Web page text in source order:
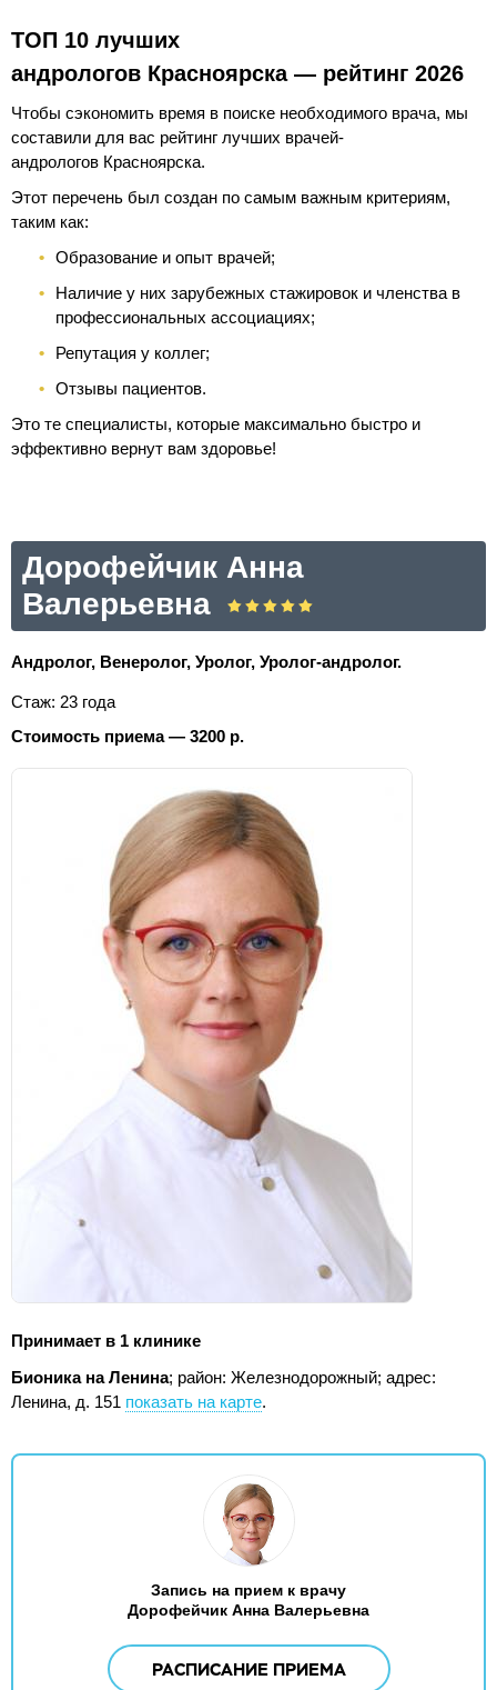
ТОП 10 лучших
андрологов Красноярска — рейтинг 2026
Чтобы сэкономить время в поиске необходимого врача, мы
составили для вас рейтинг лучших врачей-
андрологов Красноярска.
Этот перечень был создан по самым важным критериям,
таким как:
Образование и опыт врачей;
Наличие у них зарубежных стажировок и членства в
профессиональных ассоциациях;
Репутация у коллег;
Отзывы пациентов.
Это те специалисты, которые максимально быстро и
эффективно вернут вам здоровье!
Дорофейчик Анна
Валерьевна
Андролог, Венеролог, Уролог, Уролог-андролог.
Стаж: 23 года
Стоимость приема — 3200 р.
Принимает в 1 клинике
Бионика на Ленина; район: Железнодорожный; адрес:
Ленина, д. 151 показать на карте.
Запись на прием к врачу
Дорофейчик Анна Валерьевна
РАСПИСАНИЕ ПРИЕМА